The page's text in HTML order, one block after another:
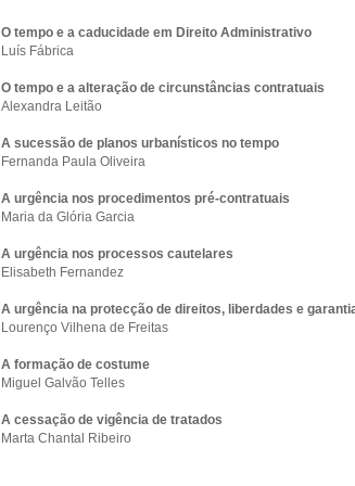
O tempo e a caducidade em Direito Administrativo
Luís Fábrica
O tempo e a alteração de circunstâncias contratuais
Alexandra Leitão
A sucessão de planos urbanísticos no tempo
Fernanda Paula Oliveira
A urgência nos procedimentos pré-contratuais
Maria da Glória Garcia
A urgência nos processos cautelares
Elisabeth Fernandez
A urgência na protecção de direitos, liberdades e
Lourenço Vilhena de Freitas
A formação de costume
Miguel Galvão Telles
A cessação de vigência de tratados
Marta Chantal Ribeiro